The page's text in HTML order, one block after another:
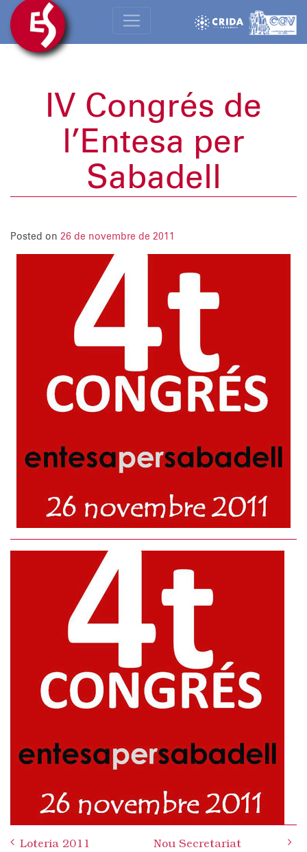
IV Congrés de
l’Entesa per
Sabadell
Posted on 26 de novembre de 2011
navigation
Loteria 2011 Nou Secretariat